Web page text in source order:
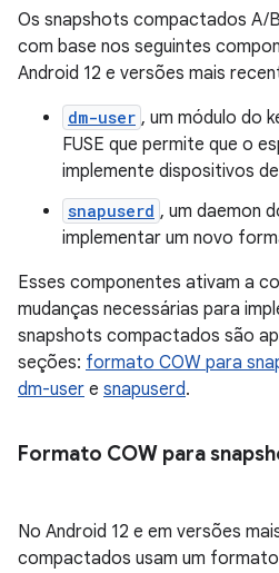
Os snapshots compactados A/
com base nos seguintes
Android 12 e versões mais
dm-user , um módulo do
FUSE que permite que o
implemente dispositivos
snapuserd , um daemon
implementar um novo
Esses componentes ativam a
mudanças necessárias para
snapshots compactados são
seções: formato COW para
dm-user e snapuserd.
Formato COW para
No Android 12 e em versões
compactados usam um